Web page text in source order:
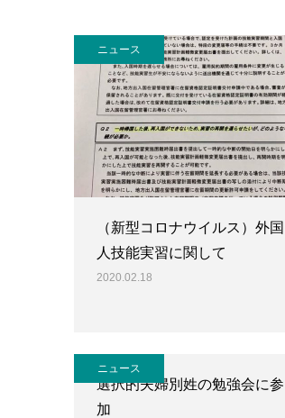
ニュース
（新型コロナウイルス）外国
人技能実習に関して
2020.02.18
ニュース
選択的夫婦別姓の勉強会に参
加